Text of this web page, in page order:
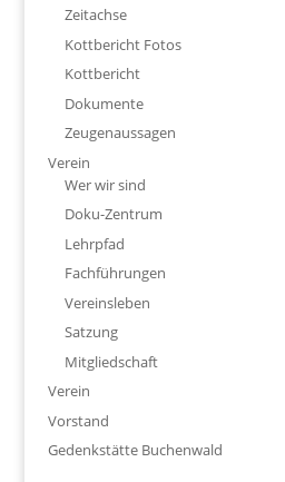
Zeitachse
Kottbericht Fotos
Kottbericht
Dokumente
Zeugenaussagen
Verein
Wer wir sind
Doku-Zentrum
Lehrpfad
Fachführungen
Vereinsleben
Satzung
Mitgliedschaft
Verein
Vorstand
Gedenkstätte Buchenwald